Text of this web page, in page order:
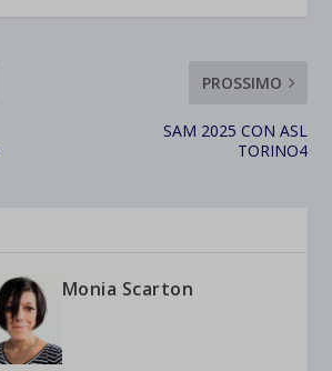
PROSSIMO
SAM 2025 CON ASL
TORINO4
Monia Scarton